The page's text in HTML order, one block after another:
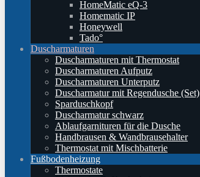
HomeMatic eQ-3
Homematic IP
Honeywell
Tado°
Duscharmaturen
Duscharmaturen mit Thermostat
Duscharmaturen Aufputz
Duscharmaturen Unterputz
Duscharmatur mit Regendusche (Set)
Sparduschkopf
Duscharmatur schwarz
Ablaufgarnituren für die Dusche
Handbrausen & Wandbrausehalter
Thermostat mit Mischbatterie
Fußbodenheizung
Thermostate